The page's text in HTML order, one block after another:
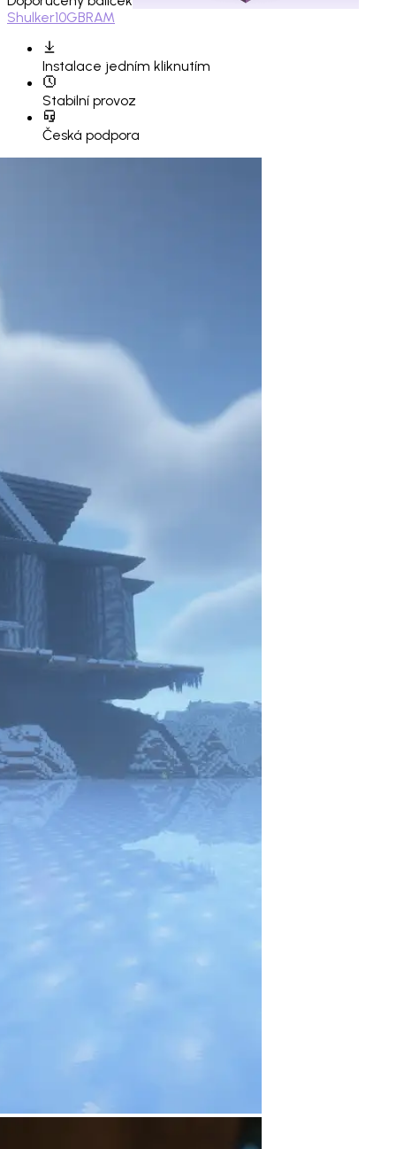
Shulker10GBRAM
Instalace jedním kliknutím
Stabilní provoz
Česká podpora